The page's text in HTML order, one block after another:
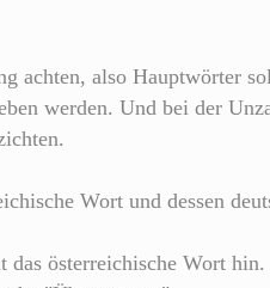
achten, also Hauptwörter
werden. Und bei der
Wort und dessen
österreichische Wort hin.